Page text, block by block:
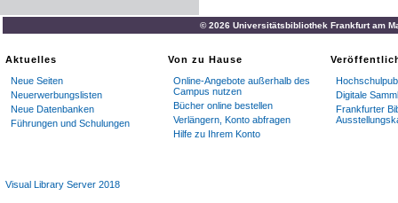
© 2026 Universitätsbibliothek Frankfurt am
Aktuelles
Neue Seiten
Neuerwerbungslisten
Neue Datenbanken
Führungen und Schulungen
Von zu Hause
Online-Angebote außerhalb des
Campus nutzen
Bücher online bestellen
Verlängern, Konto abfragen
Hilfe zu Ihrem Konto
Digitale
Frankfurter
Visual Library Server 2018